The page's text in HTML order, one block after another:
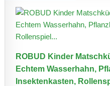
ROBUD Kinder
Echtem Wasserhahn,
Insektenkasten,